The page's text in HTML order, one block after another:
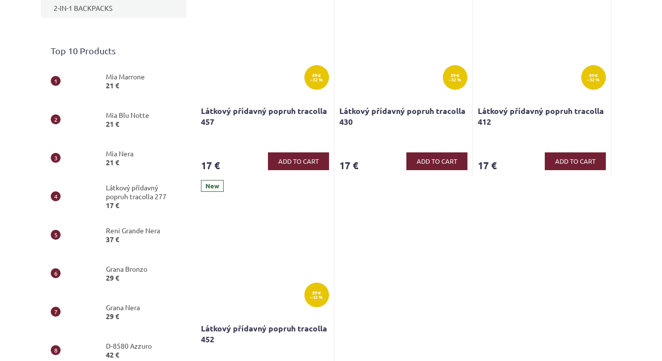
2-IN-1 BACKPACKS
Top 10 Products
Mia Marrone
21 €
Mia Blu Notte
21 €
Mia Nera
21 €
Látkový přídavný
popruh tracolla 277
17 €
Reni Grande Nera
37 €
Grana Bronzo
29 €
Grana Nera
29 €
D-8580 Azzuro
42 €
25 €
–32 %
Látkový přídavný popruh tracolla
457
17 € ADD TO CART
25 €
–32 %
Látkový přídavný popruh tracolla
430
17 € ADD TO CART
25 €
–32 %
Látkový přídavný popruh tracolla
412
17 € ADD TO CART
New
25 €
–32 %
Látkový přídavný popruh tracolla
452